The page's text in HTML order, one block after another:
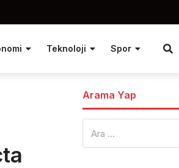
Teknoloji Spor
Arama Yap